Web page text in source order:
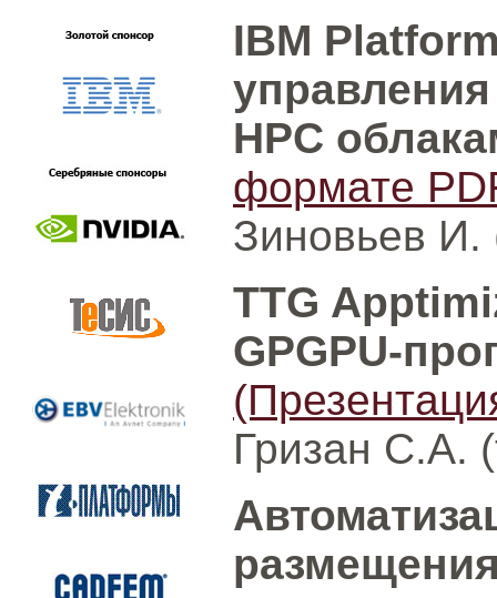
IBM
HPC
формате
Зиновьев И.
TTG
GPGPU-
Гризан С.А.